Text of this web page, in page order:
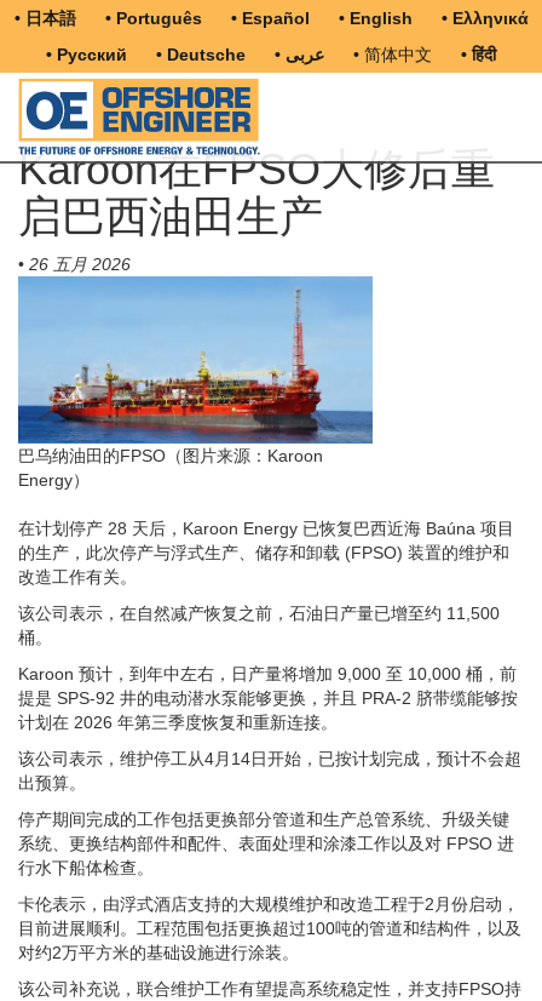
• 日本語 • Português • Español • English
• Ελληνικά
• Русский
• Deutsche • عربى • 简体中文 • हिंदी
Karoon在FPSO大修后重
启巴西油田生产
• 26 五月 2026
巴乌纳油田的FPSO（图片来源：Karoon
Energy）
在计划停产 28 天后，Karoon Energy 已恢复巴西近海 Baúna 项目
的生产，此次停产与浮式生产、储存和卸载 (FPSO) 装置的维护和
改造工作有关。
该公司表示，在自然减产恢复之前，石油日产量已增至约 11,500
桶。
Karoon 预计，到年中左右，日产量将增加 9,000 至 10,000 桶，前
提是 SPS-92 井的电动潜水泵能够更换，并且 PRA-2 脐带缆能够按
计划在 2026 年第三季度恢复和重新连接。
该公司表示，维护停工从4月14日开始，已按计划完成，预计不会超
出预算。
停产期间完成的工作包括更换部分管道和生产总管系统、升级关键
系统、更换结构部件和配件、表面处理和涂漆工作以及对 FPSO 进
行水下船体检查。
卡伦表示，由浮式酒店支持的大规模维护和改造工程于2月份启动，
目前进展顺利。工程范围包括更换超过100吨的管道和结构件，以及
对约2万平方米的基础设施进行涂装。
该公司补充说，联合维护工作有望提高系统稳定性，并支持FPSO持